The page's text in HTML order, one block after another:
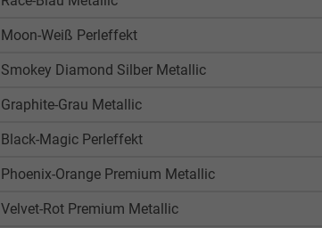
Moon-Weiß Perleffekt
Smokey Diamond Silber Metallic
Graphite-Grau Metallic
Black-Magic Perleffekt
Phoenix-Orange Premium Metallic
Velvet-Rot Premium Metallic